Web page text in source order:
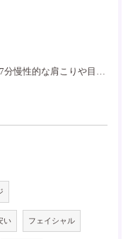
豊中市岡町から徒歩7分慢性的な肩こりや目の疲れなどにお困りの方には是非癒し空間に！
い フェイシャル